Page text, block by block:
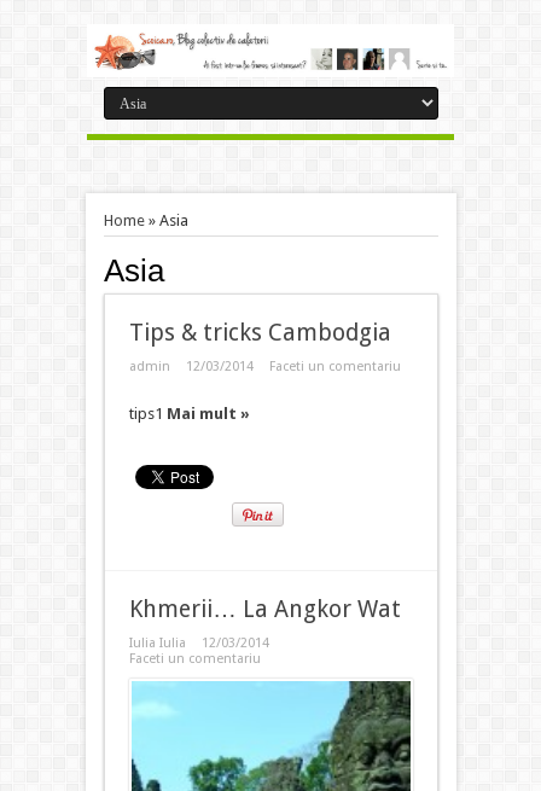
Home» Asia
Asia
Tips & tricks Cambodgia
admin 12/03/2014 Faceti un comentariu
tips1 Mai mult »
Khmerii… La Angkor Wat
Iulia Iulia
12/03/2014
Faceti un comentariu